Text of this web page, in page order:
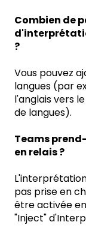
Combien de
?
Vous pouvez
langues (par
l'anglais vers
de langues).
Teams
en relais ?
pas prise en
être activée
"Inject"